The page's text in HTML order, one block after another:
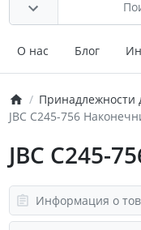
О нас Блог
Принадлежности
JBC C245-756
JBC C245-
Информация о